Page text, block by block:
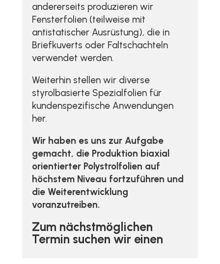
andererseits produzieren wir
Fensterfolien (teilweise mit
antistatischer Ausrüstung), die in
Briefkuverts oder Faltschachteln
verwendet werden.
Weiterhin stellen wir diverse
styrolbasierte Spezialfolien für
kundenspezifische Anwendungen
her.
Wir haben es uns zur Aufgabe
gemacht, die Produktion biaxial
orientierter Polystrolfolien auf
höchstem Niveau fortzuführen und
die Weiterentwicklung
voranzutreiben.
Zum nächstmöglichen
Termin suchen wir einen